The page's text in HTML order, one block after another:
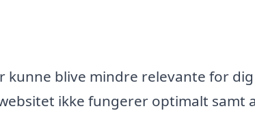
kunne blive mindre relevante for
ikke fungerer optimalt samt